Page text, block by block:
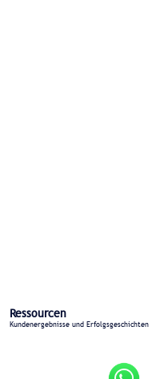
Ressourcen
Kundenergebnisse und Erfolgsgeschichten